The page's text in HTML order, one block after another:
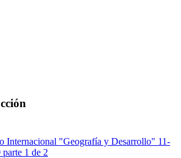
Internacional "Geografía y Desarrollo" 11-
parte 1 de 2